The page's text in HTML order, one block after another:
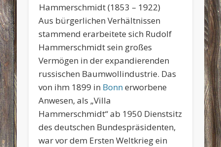
Hammerschmidt (1853 – 1922)
Aus bürgerlichen Verhältnissen
stammend erarbeitete sich Rudolf
Hammerschmidt sein großes
Vermögen in der expandierenden
russischen Baumwollindustrie. Das
von ihm 1899 in Bonnerworbene
Anwesen, als „Villa
Hammerschmidt“ ab 1950 Dienstsitz
des deutschen Bundespräsidenten,
war vor dem Ersten Weltkrieg ein